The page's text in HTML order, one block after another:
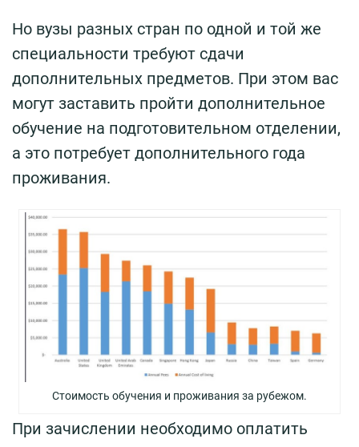
Но вузы разных стран по одной и той же
специальности требуют сдачи
дополнительных предметов. При этом вас
могут заставить пройти дополнительное
обучение на подготовительном отделении,
а это потребует дополнительного года
проживания.
Стоимость обучения и проживания за рубежом.
При зачислении необходимо оплатить